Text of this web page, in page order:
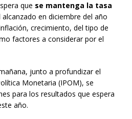
que se mantenga la tasa
alcanzado en diciembre del año
crecimiento, del tipo de
factores a considerar por el
junto a profundizar el
Monetaria (IPOM), se
para los resultados que espera
año.